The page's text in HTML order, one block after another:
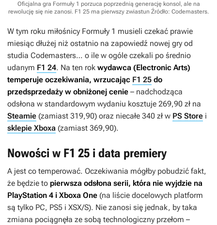
Oficjalna gra Formuły 1 porzuca poprzednią generację konsol, ale na
rewolucję się nie zanosi. F1 25 ma pierwszy zwiastun Źródło: Codemasters.
W tym roku miłośnicy Formuły 1 musieli czekać prawie
miesiąc dłużej niż ostatnio na zapowiedź nowej gry od
studia Codemasters… o ile w ogóle czekali po średnio
udanym F1 24. Na ten rok wydawca (Electronic Arts)
temperuje oczekiwania, wrzucając F1 25 do
przedsprzedaży w obniżonej cenie – nadchodząca
odsłona w standardowym wydaniu kosztuje 269,90 zł na
Steamie (zamiast 319,90) oraz niecałe 340 zł w PS Store i
sklepie Xboxa (zamiast 369,90).
Nowości w F1 25 i data premiery
A jest co temperować. Oczekiwania mógłby pobudzić fakt,
że będzie to pierwsza odsłona serii, która nie wyjdzie na
PlayStation 4 i Xboxa One (na liście docelowych platform
są tylko PC, PS5 i XSX/S). Nie zanosi się jednak, by taka
zmiana pociągnęła ze sobą technologiczny przełom –